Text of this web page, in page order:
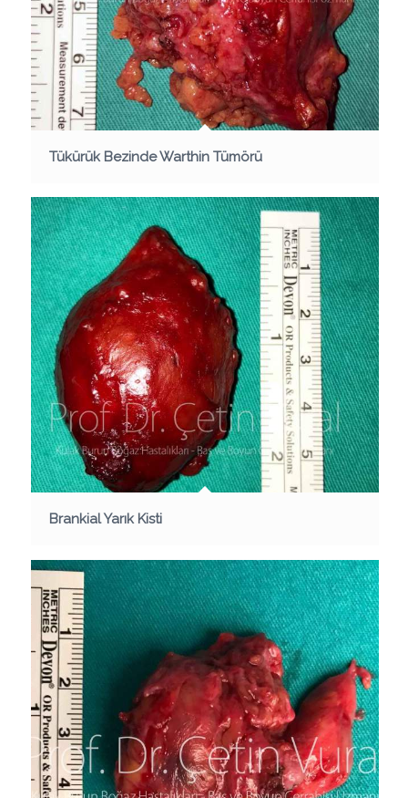
Tükürük Bezinde Warthin Tümörü
Brankial Yarık Kisti